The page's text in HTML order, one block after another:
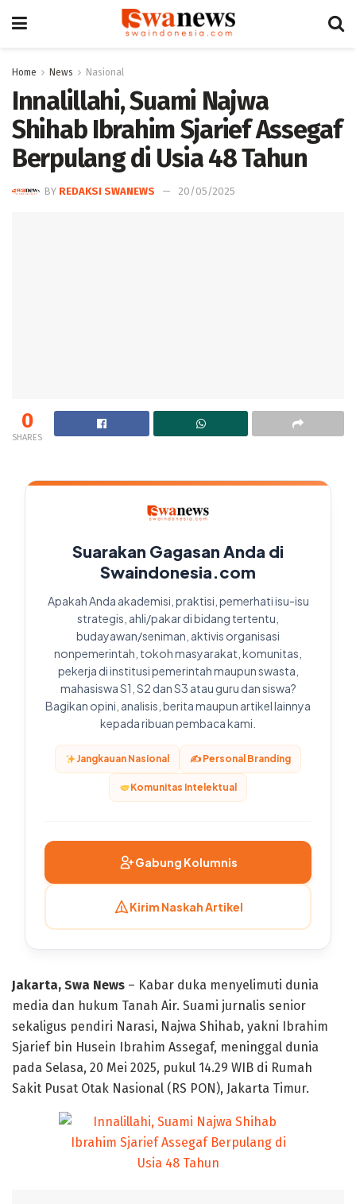
Home News Nasional
Innalillahi, Suami Najwa
Shihab Ibrahim Sjarief Assegaf
Berpulang di Usia 48 Tahun
BY REDAKSI SWANEWS 20/05/2025
0
SHARES
Suarakan Gagasan Anda di
Swaindonesia.com
Apakah Anda akademisi, praktisi, pemerhati isu-isu
strategis, ahli/pakar di bidang tertentu,
budayawan/seniman, aktivis organisasi
nonpemerintah, tokoh masyarakat, komunitas,
pekerja di institusi pemerintah maupun swasta,
mahasiswa S1, S2 dan S3 atau guru dan siswa?
Bagikan opini, analisis, berita maupun artikel lainnya
kepada ribuan pembaca kami.
Jangkauan Nasional ✍️ Personal Branding
Komunitas Intelektual
Gabung Kolumnis
Kirim Naskah Artikel
Jakarta, Swa News – Kabar duka menyelimuti dunia
media dan hukum Tanah Air. Suami jurnalis senior
sekaligus pendiri Narasi, Najwa Shihab, yakni Ibrahim
Sjarief bin Husein Ibrahim Assegaf, meninggal dunia
pada Selasa, 20 Mei 2025, pukul 14.29 WIB di Rumah
Sakit Pusat Otak Nasional (RS PON), Jakarta Timur.